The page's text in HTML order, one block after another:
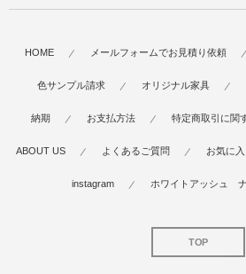
HOME メールフォームでお見積り依頼
色サンプル請求 オリジナル家具
納期 お支払方法 特定商取引に関
ABOUT US よくあるご質問 お気に
instagram ホワイトアッシュ
TOP